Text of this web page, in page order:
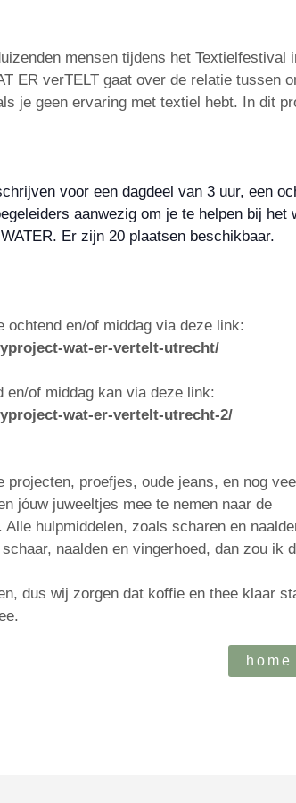
mensen tijdens het Textielfestival
ER verTELT gaat over de relatie tussen
je geen ervaring met textiel hebt. In dit
voor een dagdeel van 3 uur, een
aanwezig om je te helpen bij het
Er zijn 20 plaatsen beschikbaar.
ochtend en/of middag via deze link:
wat-er-vertelt-utrecht/
en/of middag kan via deze link:
wat-er-vertelt-utrecht-2/
proefjes, oude jeans, en nog
jóuw juweeltjes mee te nemen naar de
Alle hulpmiddelen, zoals scharen en
naalden en vingerhoed, dan zou ik
dus wij zorgen dat koffie en thee klaar
home